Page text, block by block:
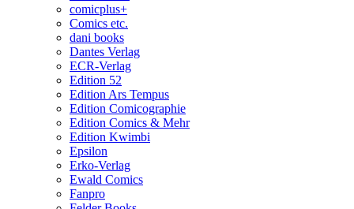
comicplus+
Comics etc.
dani books
Dantes Verlag
ECR-Verlag
Edition 52
Edition Ars Tempus
Edition Comicographie
Edition Comics & Mehr
Edition Kwimbi
Epsilon
Erko-Verlag
Ewald Comics
Fanpro